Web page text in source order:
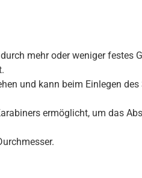
mehr oder weniger festes
und kann beim Einlegen
ermöglicht, um das